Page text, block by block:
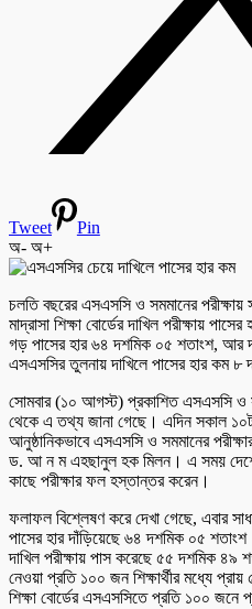
Tweet
Pin
অ- অ+
চলতি বছরের এসএসসি ও সমমানের পরীক্ষায়
মাদ্রাসা শিক্ষা বোর্ডের দাখিল পরীক্ষায়
গড় পাসের হার ৬৪ দশমিক ০৫ শতাংশ, আর
এসএসসির তুলনায় দাখিলে পাসের হার কম ৮
সোমবার (১০ আগস্ট) প্রকাশিত এসএসসি ও
থেকে এ তথ্য জানা গেছে। এদিন সকাল
আনুষ্ঠানিকভাবে এসএসসি ও সমমানের
ড. আ ন ম এহছানুল হক মিলন। এ সময় দেশের
কাছে পরীক্ষার ফল হস্তান্তর করেন।
ফলাফল বিশ্লেষণ করে দেখা গেছে, এবার
পাসের হার দাঁড়িয়েছে ৬৪ দশমিক ০৫
দাখিল পরীক্ষায় পাস করেছে ৫৫ দশমিক ৪৯
নেওয়া প্রতি ১০০ জন শিক্ষার্থীর মধ্যে
শিক্ষা বোর্ডের এসএসসিতে প্রতি ১০০ জনে